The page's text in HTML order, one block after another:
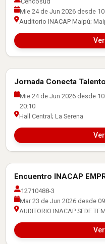
Mie 24 de Jun 2026 desde
Auditorio INACAP Maipú;
Actividades con Empresas
Jornada Conecta
Mie 24 de Jun 2026 desde
20:10
Hall Central; La Serena
Actividades con Empresas
Encuentro INACAP
12710488-3
Mar 23 de Jun 2026 desde
AUDITORIO INACAP SEDE